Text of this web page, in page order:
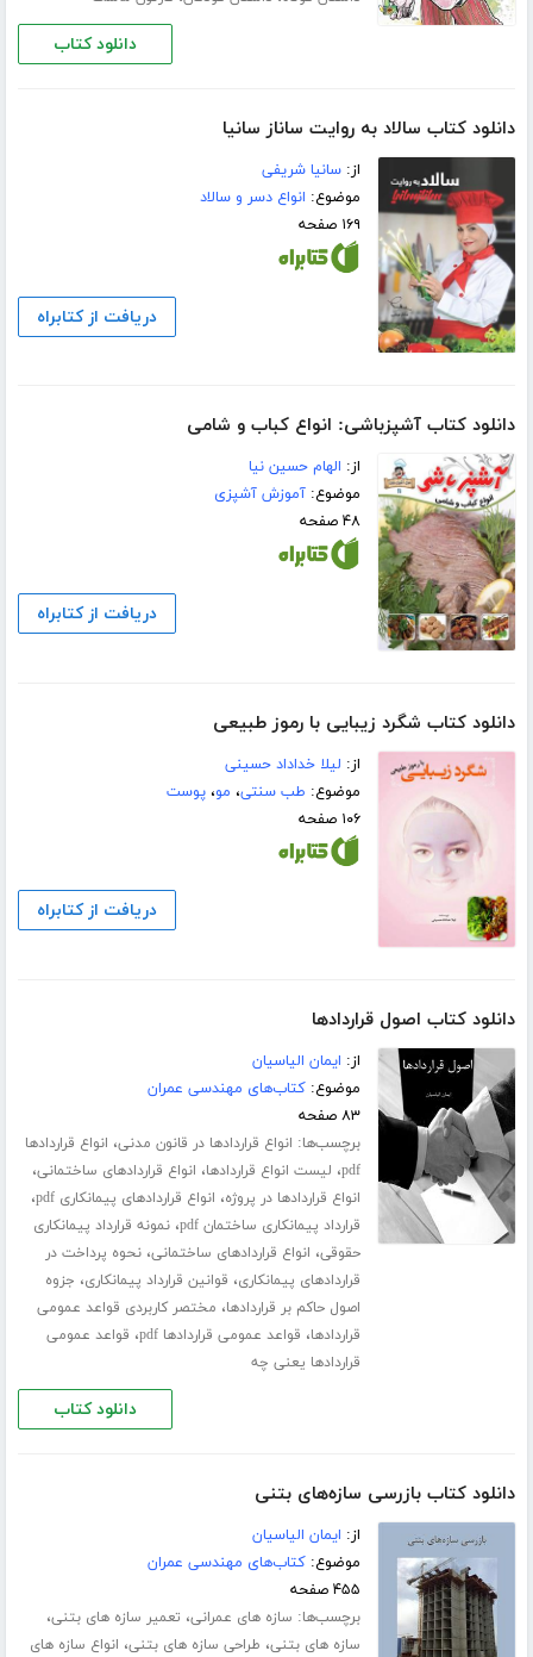
دانلود کتاب
دانلود کتاب سالاد به روایت ساناز سانیا
از:سانیا شریفی
موضوع: انواع دسر و سالاد
۱۶۹ صفحه
دریافت از کتابراه
دانلود کتاب آشپزباشی: انواع کباب و شامى
از: الهام حسین نیا
موضوع:آموزش آشپزی
۴۸ صفحه
دریافت از کتابراه
دانلود کتاب شگرد زیبایی با رموز طبیعی
از: لیلا خداداد حسینی
موضوع: طب سنتی، مو،پوست
۱۰۶ صفحه
دریافت از کتابراه
دانلود کتاب اصول قراردادها
از: ایمان الیاسیان
موضوع:کتاب‌های مهندسی عمران
۸۳ صفحه
برچسب‌ها: انواع قراردادها در قانون مدنی، انواع قراردادها
pdf، لیست انواع قراردادها، انواع قراردادهای ساختمانی،
انواع قراردادها در پروژه، انواع قراردادهای پیمانکاری pdf ،
قرارداد پیمانکاری ساختمان pdf ،نمونه قرارداد پیمانکاری
حقوقی، انواع قراردادهای ساختمانی،نحوه پرداخت در
قراردادهای پیمانکاری، قوانین قرارداد پیمانکاری، جزوه
اصول حاکم بر قراردادها، مختصر کاربردی قواعد عمومی
قراردادها، قواعد عمومی قراردادها pdf ، قواعد عمومی
قراردادها یعنی چه
دانلود کتاب
دانلود کتاب بازرسی سازه‌های بتنی
از: ایمان الیاسیان
موضوع:کتاب‌های مهندسی عمران
۴۵۵ صفحه
برچسب‌ها: سازه های عمرانی، تعمیر سازه های بتنی،
سازه های بتنی، طراحی سازه های بتنی، انواع سازه های